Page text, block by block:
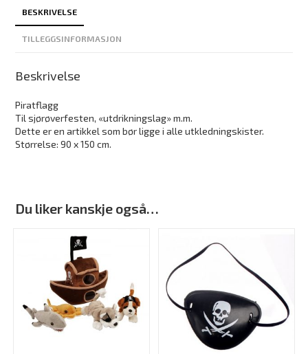
BESKRIVELSE
TILLEGGSINFORMASJON
Beskrivelse
Piratflagg
Til sjørøverfesten, «utdrikningslag» m.m.
Dette er en artikkel som bør ligge i alle utkledningskister.
Størrelse: 90 x 150 cm.
Du liker kanskje også…